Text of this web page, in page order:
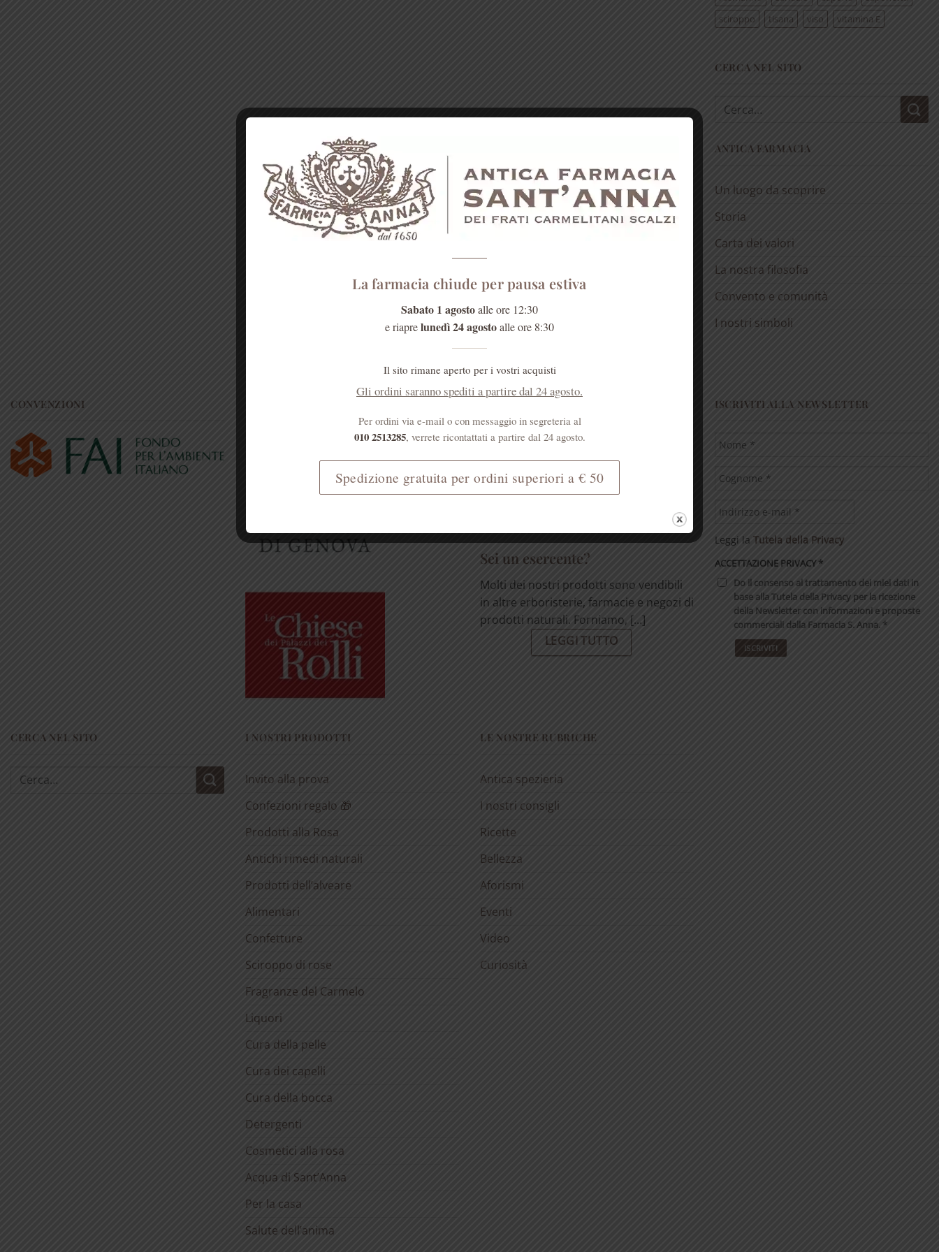
sciroppo
tisana viso vitamina E
CERCA NEL SITO
Cerca:
ANTICA FARMACIA
Un luogo da scoprire
Storia
Carta dei valori
La nostra filosofia
Convento e comunità
I nostri simboli
CONVENZIONI
I prodotti erboristici svolgono un
[...]
Sei un esercente?
Molti dei nostri prodotti sono vendibili
in altre erboristerie, farmacie e negozi di
prodotti naturali. Forniamo, [...]
LEGGI TUTTO
ISCRIVITI ALLA NEWSLETTER
Leggi la Tutela della Privacy
ACCETTAZIONE PRIVACY*
Do il consenso al trattamento dei miei dati in
base alla Tutela della Privacy per la ricezione
della Newsletter con informazioni e proposte
commerciali dalla Farmacia S. Anna. *
CERCA NEL SITO
Cerca:
I NOSTRI PRODOTTI
Invito alla prova
Confezioni regalo 🎁
Prodotti alla Rosa
Antichi rimedi naturali
Prodotti dell’alveare
Alimentari
Confetture
Sciroppo di rose
Fragranze del Carmelo
Liquori
Cura della pelle
Cura dei capelli
Cura della bocca
Detergenti
Cosmetici alla rosa
Acqua di Sant’Anna
Per la casa
Salute dell’anima
LE NOSTRE RUBRICHE
Antica spezieria
I nostri consigli
Ricette
Bellezza
Aforismi
Eventi
Video
Curiosità
La farmacia chiude per pausa estiva
Sabato 1 agostoalle ore 12:30
e riaprelunedì 24 agostoalle ore 8:30
Il sito rimane aperto per i vostri acquisti
Gli ordini saranno spediti a partire dal 24 agosto.
Per ordini via e-mail o con messaggio in segreteria al
010 2513285, verrete ricontattati a partire dal 24 agosto.
Spedizione gratuita per ordini superiori a € 50